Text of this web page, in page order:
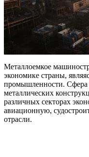
Металлоемкое
экономике страны,
промышленности. Сфера
металлических
различных секторах
авиационную,
отрасли.